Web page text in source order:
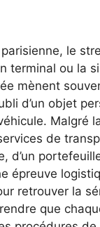
le
terminal ou la
mènent
d’un objet
Malgré
de
d’un
épreuve
retrouver la
que